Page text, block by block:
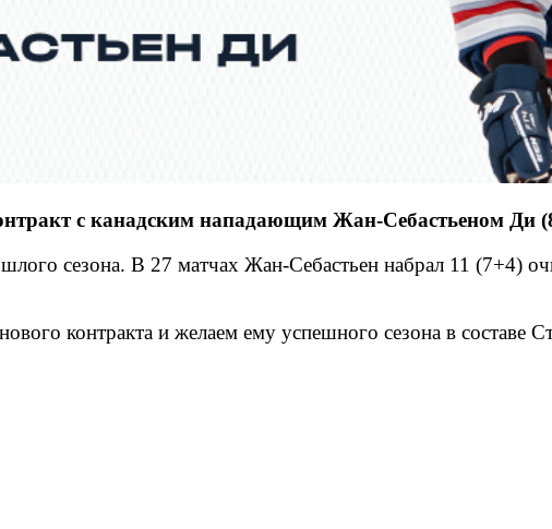
с канадским нападающим Жан-Себастьеном Ди
сезона. В 27 матчах Жан-Себастьен набрал 11 (7+4)
контракта и желаем ему успешного сезона в составе